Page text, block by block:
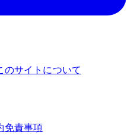
のサイトについて
免責事項